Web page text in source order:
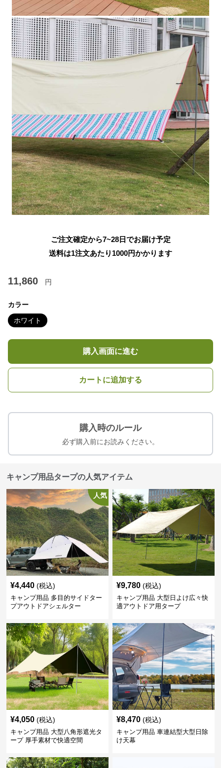
ご注文確定から7~28日でお届け予定
送料は1注文あたり 1000円かかります
11,860 円
カラー
ホワイト
購入画面に進む
カートに追加する
購入時のルール
必ず購入前にお読みください。
キャンプ用品タープの人気アイテム
人気
¥4,440 (税込)
キャンプ用品 多目的サイドター
プアウトドアシェルター
¥9,780 (税込)
キャンプ用品 大型日よけ広々快
適アウトドア用タープ
¥4,050 (税込)
キャンプ用品 大型八角形遮光タ
ープ 厚手素材で快適空間
¥8,470 (税込)
キャンプ用品 車連結型大型日除
け天幕